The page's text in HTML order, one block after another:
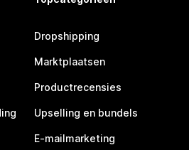
Dropshipping
Marktplaatsen
Productrecensies
Upselling en bundels
E-mailmarketing